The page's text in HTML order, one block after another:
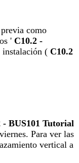
como
' C10.2 -
instalación ( C10.2
- BUS101 Tutorial
Para ver las
vertical a